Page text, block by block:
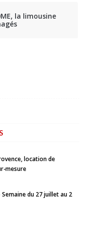
la limousine
location de
mesure
du 27 juillet au 2